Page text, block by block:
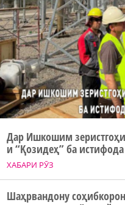
ХАБАРИ РӮЗ
Дар Ишкошим
и “Қозидеҳ” ба
Шаҳрвандону